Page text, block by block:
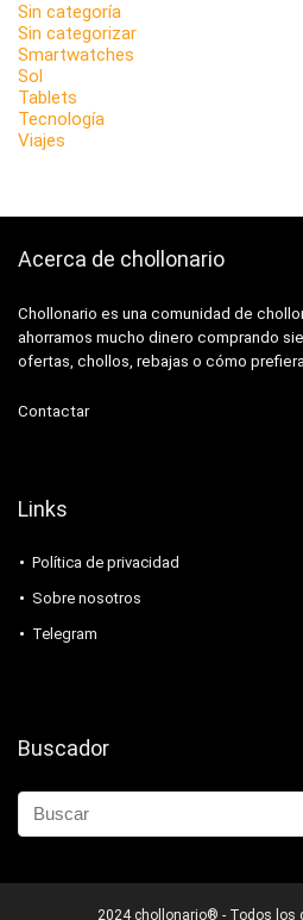
Sin categoría
Sin categorizar
Smartwatches
Sol
Tablets
Tecnología
Viajes
Acerca de chollonario
Chollonario es una comunidad de
ahorramos mucho dinero comprando
ofertas, chollos, rebajas o cómo
Contactar
Links
Política de privacidad
Sobre nosotros
Telegram
Buscador
2024 chollonario® - Todos los